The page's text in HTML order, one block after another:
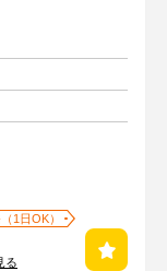
1日OK）
る